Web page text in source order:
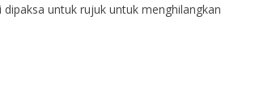
untuk rujuk untuk menghilangkan